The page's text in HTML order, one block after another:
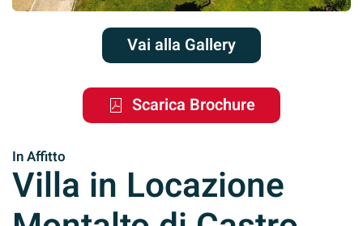
Vai alla Gallery
Scarica Brochure
In Affitto
Villa in Locazione